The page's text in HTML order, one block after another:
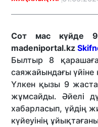
Сот мас күйде 9
madeniportal.kz
Былтыр 8
саяжайындағы үйіне
Үлкен қызы 9 жаста
жұмсайды. Әйелі
хабарласып, үйдің
күйеуінің